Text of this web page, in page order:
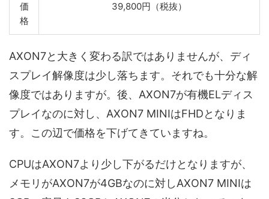
価
格
39,800円（税抜）
AXON7と大きく変わる訳ではありませんが、ディ
スプレイ解像度は少し落ちます。それでも十分な解
像度ではありますが。後、AXON7が有機ELディス
プレイなのに対し、AXON7 MINIはFHDとなりま
す。この辺で価格を下げてきていますね。
CPUはAXON7より少し下がるだけとなりますが、
メモリがAXON7が4GBなのに対しAXON7 MINIは